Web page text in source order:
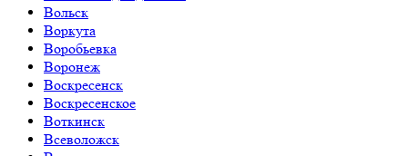
Вольск
Воркута
Воробьевка
Воронеж
Воскресенск
Воскресенское
Воткинск
Всеволожск